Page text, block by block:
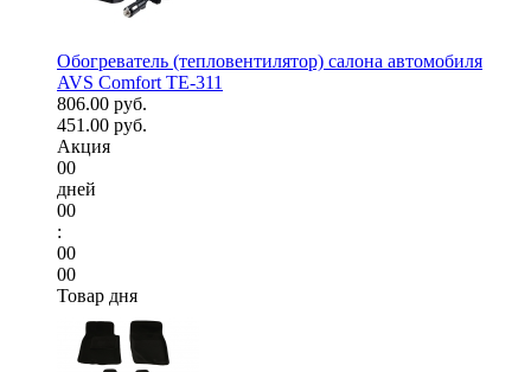
Обогреватель (тепловентилятор) салона автомобиля
AVS Comfort TE-311
806.00 руб.
451.00 руб.
Акция
00
дней
00
:
00
00
Товар дня